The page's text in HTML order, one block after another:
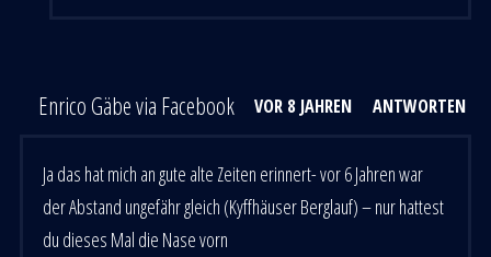
Enrico Gäbe via Facebook VOR 8 JAHREN ANTWORTEN
Ja das hat mich an gute alte Zeiten erinnert- vor 6 Jahren war
der Abstand ungefähr gleich (Kyffhäuser Berglauf) – nur hattest
du dieses Mal die Nase vorn